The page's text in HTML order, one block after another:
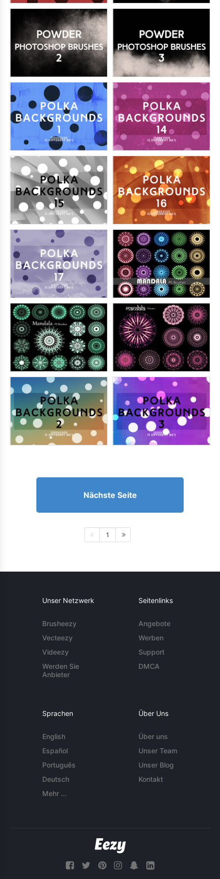
Nächste Seite
1
Unser Netzwerk
Brusheezy
Vecteezy
Videezy
Werden Sie
Anbieter
Seitenlinks
Angebote
Werben
Support
DMCA
Sprachen
English
Español
Português
Deutsch
Mehr ...
Über Uns
Über uns
Unser Team
Unser Blog
Kontakt